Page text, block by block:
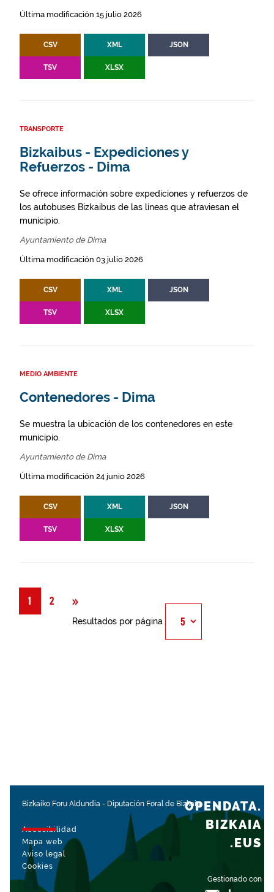
Última modificación 15 julio 2026
CSV XML JSON
TSV XLSX
TRANSPORTE
Bizkaibus - Expediciones y
Refuerzos - Dima
Se ofrece información sobre expediciones y refuerzos de
los autobuses Bizkaibus de las líneas que atraviesan el
municipio.
Ayuntamiento de Dima
Última modificación 03 julio 2026
CSV XML JSON
TSV XLSX
MEDIO AMBIENTE
Contenedores - Dima
Se muestra la ubicación de los contenedores en este
municipio.
Ayuntamiento de Dima
Última modificación 24 junio 2026
CSV XML JSON
TSV XLSX
1 2 »
Resultados por página
Bizkaiko Foru Aldundia - Diputación Foral de Bizkaia
Accesibilidad
Mapa web
Aviso legal
Cookies
Gestionado con
OPENDATA.
BIZKAIA
.EUS